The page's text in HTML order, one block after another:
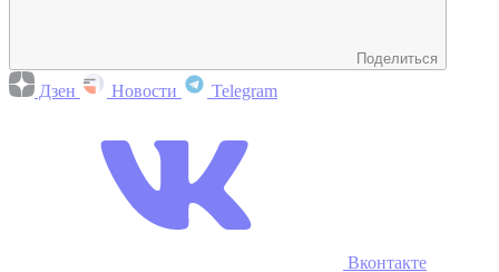
Поделиться
Дзен Новости Telegram
Вконтакте